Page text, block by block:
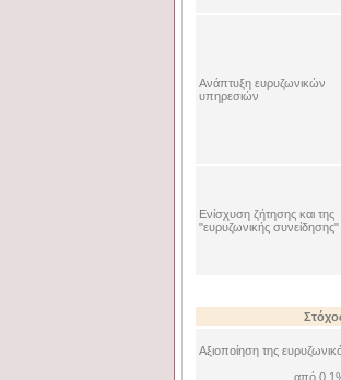
Ανάπτυξη ευρυζωνικών
υπηρεσιών
Ενίσχυση ζήτησης και της
"ευρυζωνικής συνείδησης"
Αξιοποίηση της
από